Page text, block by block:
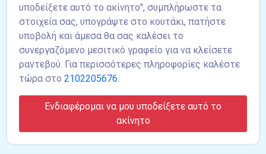
υποδείξετε αυτό το ακίνητο", συμπλήρωστε τα
στοιχεία σας, υπογράψτε στο κουτάκι, πατήστε
υποβολή και άμεσα θα σας καλέσει το
συνεργαζόμενο μεσιτικό γραφείο για να κλείσετε
ραντεβού. Για περισσότερες πληροφορίες καλέστε
τώρα στο 2102205676.
Ενδιαφέρομαι να μου υποδείξετε αυτό το
ακίνητο